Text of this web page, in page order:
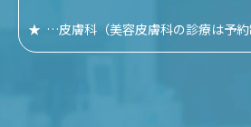
★ …皮膚科 （美容皮膚科の診療は予約